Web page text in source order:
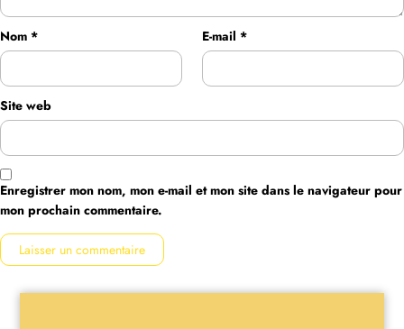
Nom * E-mail *
Site web
Enregistrer mon nom, mon e-mail et mon site dans le navigateur pour
mon prochain commentaire.